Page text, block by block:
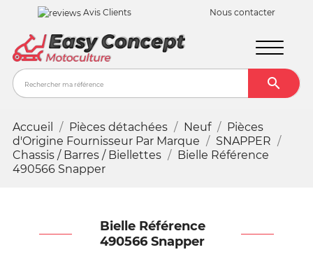
Avis Clients Nous contacter

Accueil Pièces détachées Neuf
Pièces
d'Origine Fournisseur Par Marque
SNAPPER
Chassis / Barres / Biellettes
Bielle Référence
490566 Snapper
Bielle Référence
490566 Snapper